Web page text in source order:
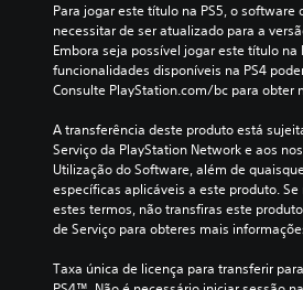
Para jogar este título na PS5, o software
necessitar de ser atualizado para a
Embora seja possível jogar este título na
funcionalidades disponíveis na PS4
Consulte PlayStation.com/bc para obter
A transferência deste produto está
Serviço da PlayStation Network e aos
Utilização do Software, além de
específicas aplicáveis a este produto.
estes termos, não transfiras este
de Serviço para obteres mais
Taxa única de licença para transferir